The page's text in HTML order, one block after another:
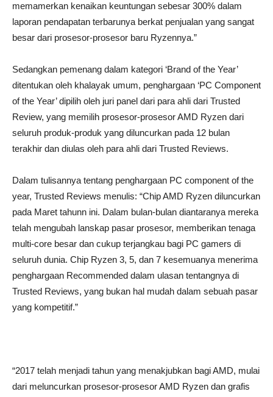
memamerkan kenaikan keuntungan sebesar 300% dalam
laporan pendapatan terbarunya berkat penjualan yang sangat
besar dari prosesor-prosesor baru Ryzennya.”
Sedangkan pemenang dalam kategori ‘Brand of the Year’
ditentukan oleh khalayak umum, penghargaan ‘PC Component
of the Year’ dipilih oleh juri panel dari para ahli dari Trusted
Review, yang memilih prosesor-prosesor AMD Ryzen dari
seluruh produk-produk yang diluncurkan pada 12 bulan
terakhir dan diulas oleh para ahli dari Trusted Reviews.
Dalam tulisannya tentang penghargaan PC component of the
year, Trusted Reviews menulis: “Chip AMD Ryzen diluncurkan
pada Maret tahunn ini. Dalam bulan-bulan diantaranya mereka
telah mengubah lanskap pasar prosesor, memberikan tenaga
multi-core besar dan cukup terjangkau bagi PC gamers di
seluruh dunia. Chip Ryzen 3, 5, dan 7 kesemuanya menerima
penghargaan Recommended dalam ulasan tentangnya di
Trusted Reviews, yang bukan hal mudah dalam sebuah pasar
yang kompetitif.”
“2017 telah menjadi tahun yang menakjubkan bagi AMD, mulai
dari meluncurkan prosesor-prosesor AMD Ryzen dan grafis